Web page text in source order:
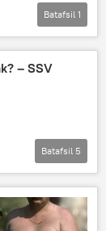
Batafsil 1
– SSV
Batafsil 5